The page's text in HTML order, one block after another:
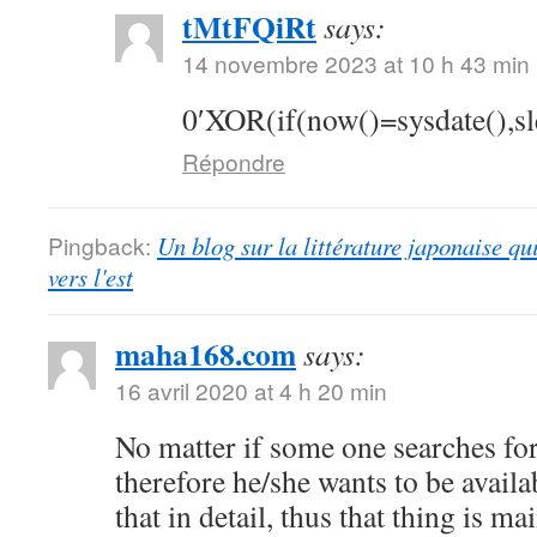
tMtFQiRtsays:
14 novembre 2023 at 10 h 43 min
Répondre
Pingback: Un blog sur la littérature japonaise
vers l'est
maha168.comsays:
16 avril 2020 at 4 h 20 min
No matter if some one searches
therefore he/she wants to be
that in detail, thus that thing is